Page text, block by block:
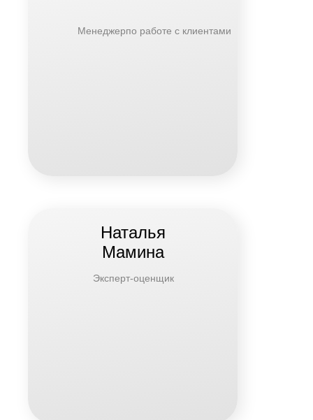
Менеджерпо работе с клиентами
Наталья
Мамина
Эксперт-оценщик